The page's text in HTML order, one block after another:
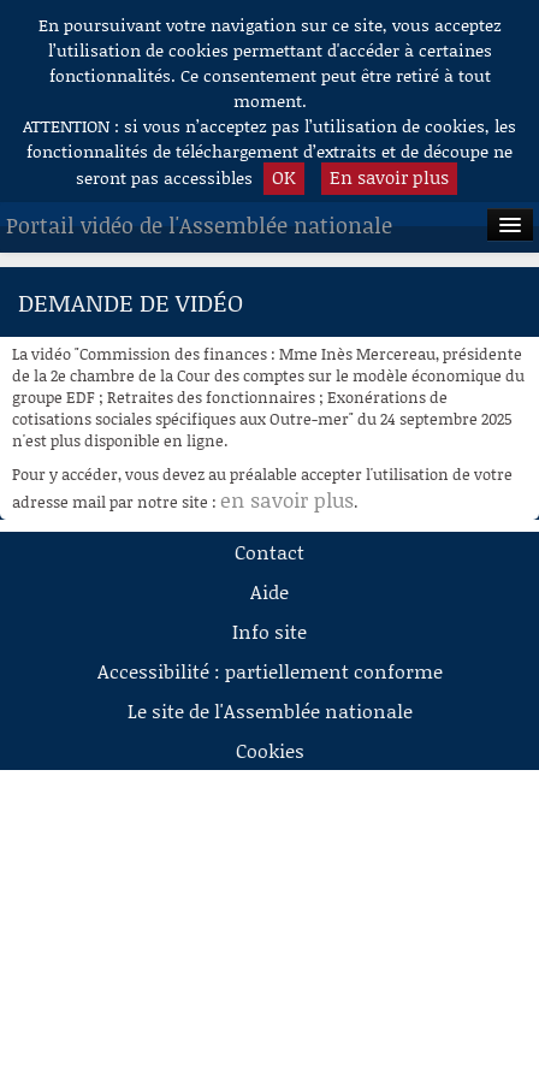
Aller au contenu
En poursuivant votre navigation sur ce site, vous acceptez
l’utilisation de cookies permettant d'accéder à certaines
fonctionnalités. Ce consentement peut être retiré à tout
moment.
ATTENTION : si vous n’acceptez pas l’utilisation de cookies, les
fonctionnalités de téléchargement d’extraits et de découpe ne
seront pas accessibles
OK En savoir plus
Portail vidéo de l'Assemblée nationale
ACCUEIL
À LA DEMANDE
RECHERCHE
AIDE À LA DÉCOUPE
DE VIDÉOS
DEMANDE DE VIDÉO
La vidéo "Commission des finances : Mme Inès Mercereau, présidente
de la 2e chambre de la Cour des comptes sur le modèle économique du
groupe EDF ; Retraites des fonctionnaires ; Exonérations de
cotisations sociales spécifiques aux Outre-mer" du 24 septembre 2025
n'est plus disponible en ligne.
Pour y accéder, vous devez au préalable accepter l'utilisation de votre
adresse mail par notre site : en savoir plus.
Contact
Aide
Info site
Accessibilité : partiellement conforme
Le site de l'Assemblée nationale
Cookies